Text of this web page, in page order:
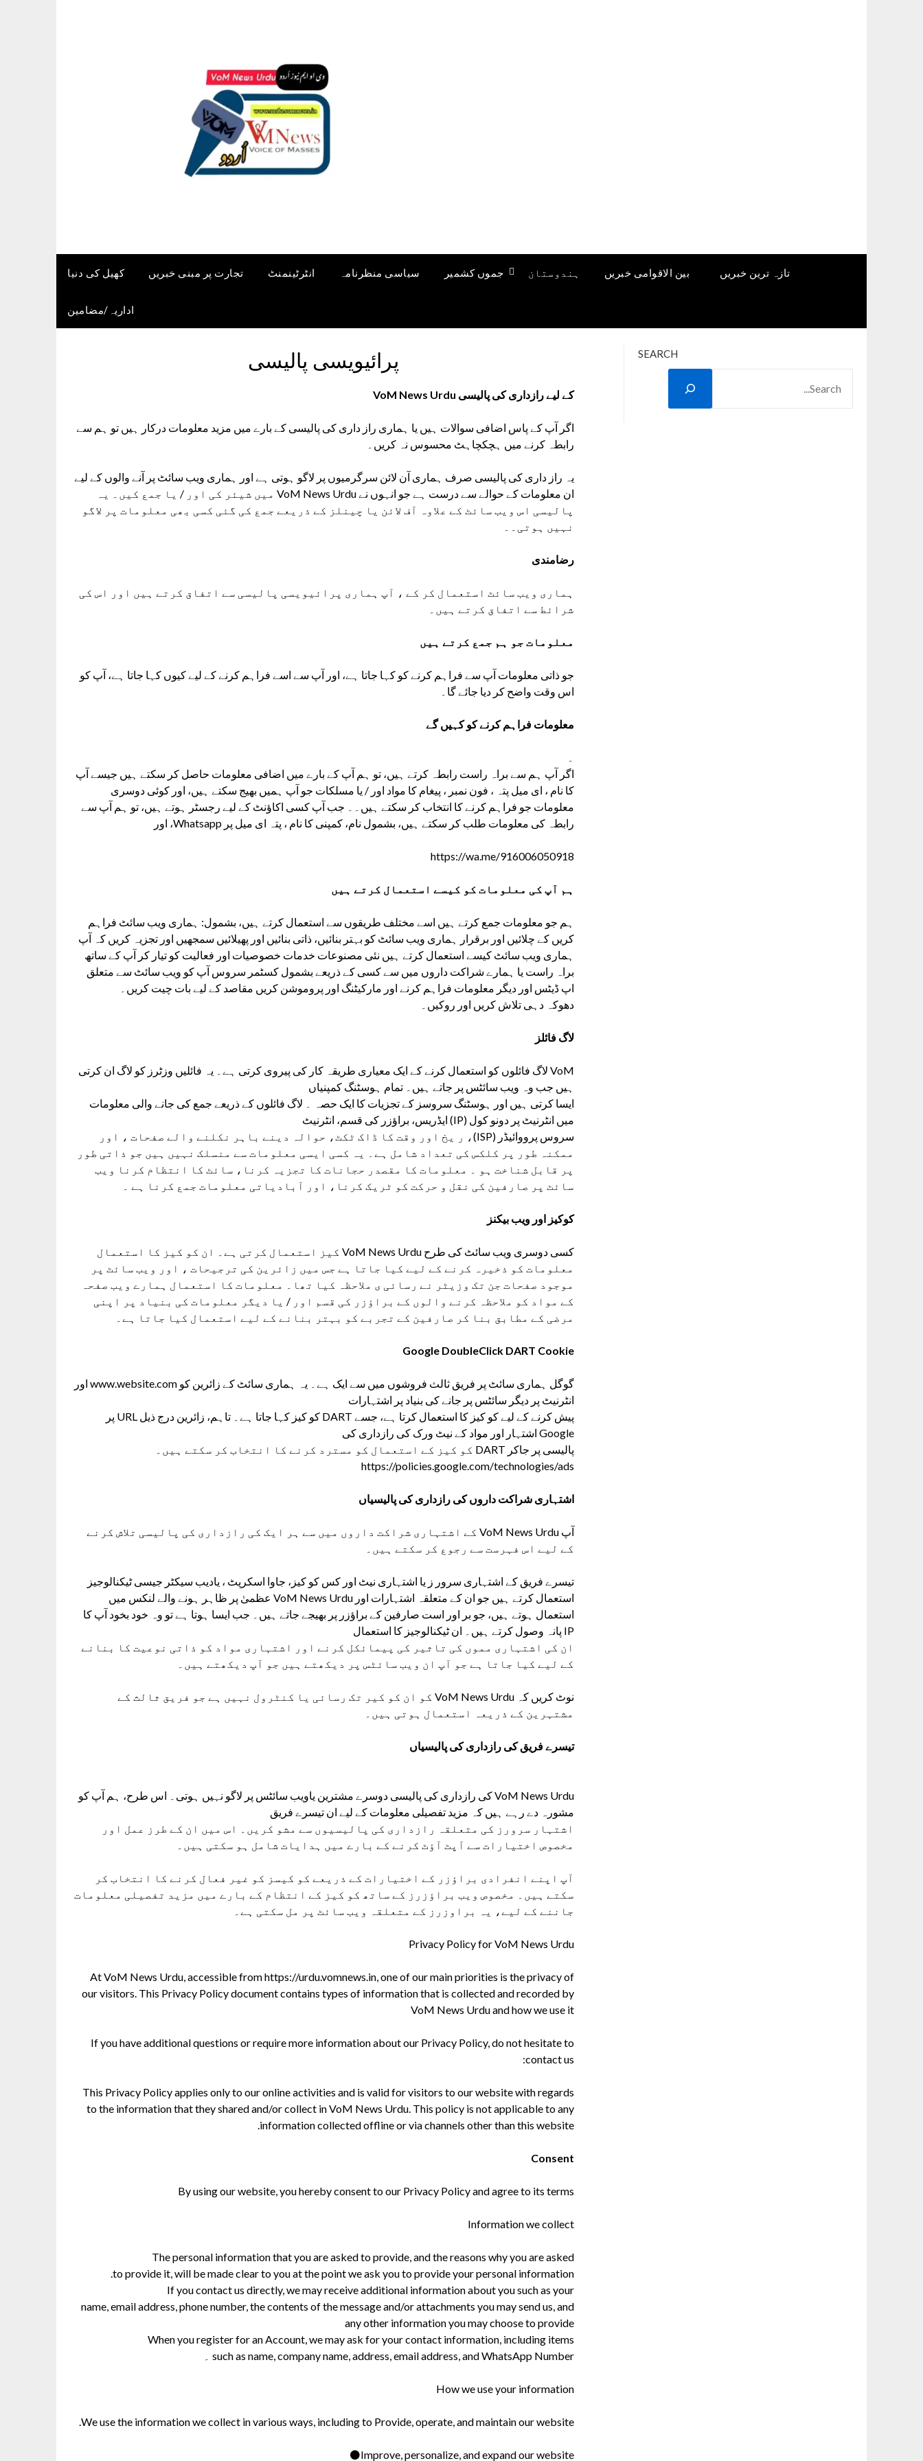
تازہ ترین خبریں بین الاقوامی خبریں ہندوستان جموں کشمیر سیاسی منظرنامہ انٹرٹینمنٹ تجارت پر مبنی خبریں کھیل کی دنیا
اداریہ/مضامین
پرائیویسی پالیسی
کے لیے رازداری کی پالیسی VoM News Urdu
اگر آپ کے پاس اضافی سوالات ہیں یا ہماری راز داری کی پالیسی کے بارے میں مزید معلومات درکار ہیں تو ہم سے
رابطہ کرنے میں ہچکچاہٹ محسوس نہ کریں۔
یہ راز داری کی پالیسی صرف ہماری آن لائن سرگرمیوں پر لاگو ہوتی ہے اور ہماری ویب سائٹ پر آنے والوں کے لیے
ان معلومات کے حوالے سے درست ہے جو انہوں نے VoM News Urdu میں شیئر کی اور / یا جمع کیں۔ یہ
پالیسی اس ویب سائٹ کے علاوہ آف لائن یا چینلز کے ذریعے جمع کی گئی کسی بھی معلومات پر لاگو
نہیں ہوتی۔۔
رضامندی
ہماری ویب سائٹ استعمال کر کے ، آپ ہماری پرائیویسی پالیسی سے اتفاق کرتے ہیں اور اس کی
شرائط سے اتفاق کرتے ہیں۔
معلومات جو ہم جمع کرتے ہیں
جو ذاتی معلومات آپ سے فراہم کرنے کو کہا جاتا ہے، اور آپ سے اسے فراہم کرنے کے لیے کیوں کہا جاتا ہے، آپ کو
اس وقت واضح کر دیا جائے گا۔
معلومات فراہم کرنے کو کہیں گے
اگر آپ ہم سے براہ راست رابطہ کرتے ہیں، تو ہم آپ کے بارے میں اضافی معلومات حاصل کر سکتے ہیں جیسے آپ
کا نام ، ای میل پتہ ، فون نمبر ، پیغام کا مواد اور / یا مسلکات جو آپ ہمیں بھیج سکتے ہیں، اور کوئی دوسری
معلومات جو فراہم کرنے کا انتخاب کر سکتے ہیں۔۔ جب آپ کسی اکاؤنٹ کے لیے رجسٹر ہوتے ہیں، تو ہم آپ سے
رابطہ کی معلومات طلب کر سکتے ہیں، بشمول نام، کمپنی کا نام ، پتہ ای میل پر Whatsapp، اور
https://wa.me/916006050918
ہم آپ کی معلومات کو کیسے استعمال کرتے ہیں
ہم جو معلومات جمع کرتے ہیں اسے مختلف طریقوں سے استعمال کرتے ہیں، بشمول: ہماری ویب سائٹ فراہم
کریں کے چلائیں اور برقرار ہماری ویب سائٹ کو بہتر بنائیں، ذاتی بنائیں اور پھیلائیں سمجھیں اور تجزیہ کریں کہ آپ
ہماری ویب سائٹ کیسے استعمال کرتے ہیں نئی مصنوعات خدمات خصوصیات اور فعالیت کو تیار کر آپ کے ساتھ
براہ راست یا ہمارے شراکت داروں میں سے کسی کے ذریعے بشمول کسٹمر سروس آپ کو ویب سائٹ سے متعلق
اپ ڈیٹس اور دیگر معلومات فراہم کرنے اور مارکیٹنگ اور پروموشن کریں مقاصد کے لیے بات چیت کریں۔
دھوکہ دہی تلاش کریں اور روکیں۔
لاگ فائلز
VoM لاگ فائلوں کو استعمال کرنے کے ایک معیاری طریقہ کار کی پیروی کرتی ہے۔ یہ فائلیں وزٹرز کو لاگ ان کرتی
ہیں جب وہ ویب سائٹس پر جاتے ہیں۔ تمام ہوسٹنگ کمپنیاں
ایسا کرتی ہیں اور ہوسٹنگ سروسز کے تجزیات کا ایک حصہ ۔ لاگ فائلوں کے ذریعے جمع کی جانے والی معلومات
میں انٹرنیٹ پر دونو کول (IP) ایڈریس، براؤزر کی قسم، انٹرنیٹ
سروس پرووائیڈر (ISP)، ر یخ اور وقت کا ڈاک ٹکٹ، حوالہ دینے باہر نکلنے والے صفحات ، اور
ممکنہ طور پر کلکس کی تعداد شامل ہے۔ یہ کسی ایسی معلومات سے منسلک نہیں ہیں جو ذاتی طور
پر قابل شناخت ہو ۔ معلومات کا مقصدر حجانات کا تجزیہ کرنا، سائٹ کا انتظام کرنا ویب
سائٹ پر صارفین کی نقل و حرکت کو ٹریک کرنا، اور آبادیاتی معلومات جمع کرنا ہے ۔
کوکیز اور ویب بیکنز
کسی دوسری ویب سائٹ کی طرح VoM News Urdu کیز استعمال کرتی ہے۔ ان کو کیز کا استعمال
معلومات کو ذخیرہ کرنے کے لیے کیا جاتا ہے جس میں زائرین کی ترجیحات ، اور ویب سائٹ پر
موجود صفحات جن تک وزیٹر نے رسائی ی ملاحظہ کیا تھا۔ معلومات کا استعمال ہمارے ویب صفحہ
کے مواد کو ملاحظہ کرنے والوں کے براؤزر کی قسم اور / یا دیگر معلومات کی بنیاد پر اپنی
مرضی کے مطابق بنا کر صارفین کے تجربے کو بہتر بنانے کے لیے استعمال کیا جاتا ہے۔
Google DoubleClick DART Cookie
گوگل ہماری سائٹ پر فریق ثالث فروشوں میں سے ایک ہے۔ یہ ہماری سائٹ کے زائرین کو www.website.com اور
انٹرنیٹ پر دیگر سائٹس پر جانے کی بنیاد پر اشتہارات
پیش کرنے کے لیے کو کیز کا استعمال کرتا ہے، جسے DART کو کیز کہا جاتا ہے۔ تاہم، زائرین درج ذیل URL پر
Google اشتہار اور مواد کے نیٹ ورک کی رازداری کی
پالیسی پر جاکر DART کو کیز کے استعمال کو مسترد کرنے کا انتخاب کر سکتے ہیں۔
https://policies.google.com/technologies/ads
اشتہاری شراکت داروں کی رازداری کی پالیسیاں
آپ VoM News Urdu کے اشتہاری شراکت داروں میں سے ہر ایک کی رازداری کی پالیسی تلاش کرنے
کے لیے اس فہرست سے رجوع کر سکتے ہیں۔
تیسرے فریق کے اشتہاری سرور ز یا اشتہاری نیٹ اور کس کو کیز، جاوا اسکرپٹ ، یادیب سیکٹر جیسی ٹیکنالوجیز
استعمال کرتے ہیں جو ان کے متعلقہ اشتہارات اور VoM News Urdu عظمیٰ پر ظاہر ہونے والے لنکس میں
استعمال ہوتے ہیں، جو بر اور است صارفین کے براؤزر پر بھیجے جاتے ہیں۔ جب ایسا ہوتا ہے تو وہ خود بخود آپ کا
IP پانہ وصول کرتے ہیں۔ ان ٹیکنالوجیز کا استعمال
ان کی اشتہاری مموں کی تاثیر کی پیمائکل کرنے اور اشتہاری مواد کو ذاتی نوعیت کا بنانے
کے لیے کیا جاتا ہے جو آپ ان ویب سائٹس پر دیکھتے ہیں جو آپ دیکھتے ہیں۔
نوٹ کریں کہ VoM News Urdu کو ان کو کیر تک رسائی یا کنٹرول نہیں ہے جو فریق ثالث کے
مشتہرین کے ذریعہ استعمال ہوتی ہیں۔
تیسرے فریق کی رازداری کی پالیسیاں
VoM News Urdu کی رازداری کی پالیسی دوسرے مشترین یاویب سائٹس پر لاگو نہیں ہوتی۔ اس طرح، ہم آپ کو
مشورہ دے رہے ہیں کہ مزید تفصیلی معلومات کے لیے ان تیسرے فریق
اشتہار سرورز کی متعلقہ رازداری کی پالیسیوں سے مشو کریں۔ اس میں ان کے طرز عمل اور
مخصوص اختیارات سے آپٹ آؤٹ کرنے کے بارے میں ہدایات شامل ہو سکتی ہیں۔
آپ اپنے انفرادی براؤزر کے اختیارات کے ذریعے کو کیسز کو غیر فعال کرنے کا انتخاب کر
سکتے ہیں۔ مخصوص ویب براؤزرز کے ساتھ کو کیز کے انتظام کے بارے میں مزید تفصیلی معلومات
جاننے کے لیے، یہ براوزرز کے متعلقہ ویب سائٹ پر مل سکتی ہے۔
Privacy Policy for VoM News Urdu
At VoM News Urdu, accessible from https://urdu.vomnews.in, one of our main priorities is the privacy of
our visitors. This Privacy Policy document contains types of information that is collected and recorded by
VoM News Urdu and how we use it
If you have additional questions or require more information about our Privacy Policy, do not hesitate to
contact us:
This Privacy Policy applies only to our online activities and is valid for visitors to our website with regards
to the information that they shared and/or collect in VoM News Urdu. This policy is not applicable to any
information collected offline or via channels other than this website.
Consent
By using our website, you hereby consent to our Privacy Policy and agree to its terms
Information we collect
The personal information that you are asked to provide, and the reasons why you are asked
to provide it, will be made clear to you at the point we ask you to provide your personal information.
If you contact us directly, we may receive additional information about you such as your
name, email address, phone number, the contents of the message and/or attachments you may send us, and
any other information you may choose to provide
When you register for an Account, we may ask for your contact information, including items
such as name, company name, address, email address, and WhatsApp Number ۔
How we use your information
We use the information we collect in various ways, including to Provide, operate, and maintain our website.
Improve, personalize, and expand our website⚫
SEARCH